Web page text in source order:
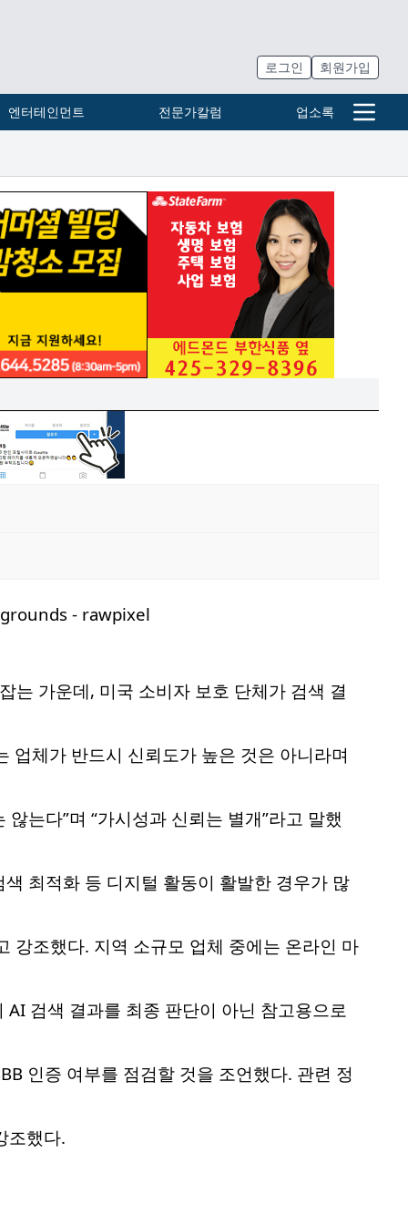
로그인 회원가입
엔터테인먼트 전문가칼럼 업소록
는 가운데, 미국 소비자 보호 단체가 검색 결
업체가 반드시 신뢰도가 높은 것은 아니라며
는다”며 “가시성과 신뢰는 별개”라고 말했
최적화 등 디지털 활동이 활발한 경우가 많
강조했다. 지역 소규모 업체 중에는 온라인 마
검색 결과를 최종 판단이 아닌 참고용으로
인증 여부를 점검할 것을 조언했다. 관련 정
조했다.